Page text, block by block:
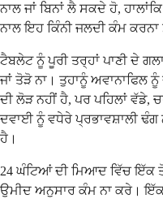
ਨਾਲ ਜਾਂ ਬਿਨਾਂ ਲੈ ਸਕਦੇ ਹੋ,
ਨਾਲ ਇਹ ਕਿੰਨੀ ਜਲਦੀ ਕੰਮ
ਟੈਬਲੇਟ ਨੂੰ ਪੂਰੀ ਤਰ੍ਹਾਂ ਪਾਣੀ ਦੇ
ਜਾਂ ਤੋੜੋ ਨਾ। ਤੁਹਾਨੂੰ ਅਵਾਨਾਫਿਲ
ਦੀ ਲੋੜ ਨਹੀਂ ਹੈ, ਪਰ ਪਹਿਲਾਂ ਵੱਡੇ,
ਦਵਾਈ ਨੂੰ ਵਧੇਰੇ ਪ੍ਰਭਾਵਸ਼ਾਲੀ
ਹੈ।
24 ਘੰਟਿਆਂ ਦੀ ਮਿਆਦ ਵਿੱਚ ਇੱਕ ਤੋਂ
ਉਮੀਦ ਅਨੁਸਾਰ ਕੰਮ ਨਾ ਕਰੇ।